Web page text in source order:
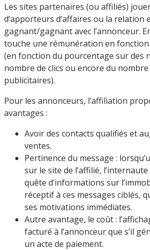
Les sites partenaires (ou affiliés)
d’apporteurs d’affaires ou la relation
gagnant/gagnant avec l’annonceur.
touche une rémunération en
(en fonction du pourcentage sur des
nombre de clics ou encore du nombre
publicitaires).
Pour les annonceurs, l’affiliation
avantages :
Avoir des contacts qualifiés et
ventes.
Pertinence du message :
sur le site de l’affilié,
quête d’informations sur
réceptif à ces messages ciblés,
ses motivations immédiates.
Autre avantage, le coût :
facturé à l’annonceur que s’il
un acte de paiement.